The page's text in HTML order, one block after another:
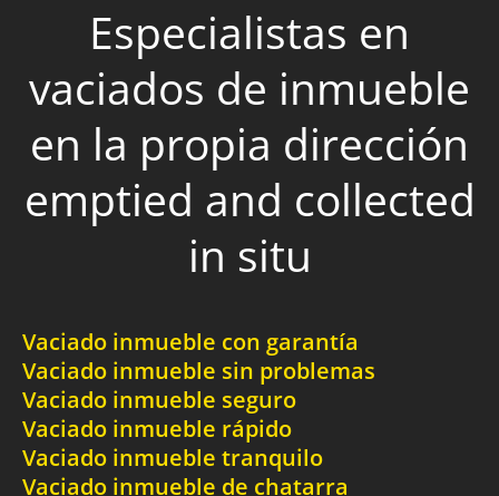
Especialistas en
vaciados de inmueble
en la propia dirección
emptied and collected
in situ
Vaciado inmueble con garantía
Vaciado inmueble sin problemas
Vaciado inmueble seguro
Vaciado inmueble rápido
Vaciado inmueble tranquilo
Vaciado inmueble de chatarra